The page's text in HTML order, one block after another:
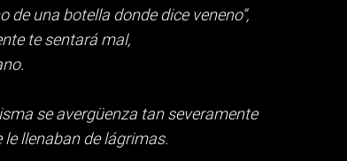
de una botella donde dice veneno”,
te sentará mal,
se avergüenza tan severamente
le llenaban de lágrimas.